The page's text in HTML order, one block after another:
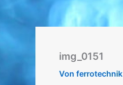
img_0151
Von ferrotechnik